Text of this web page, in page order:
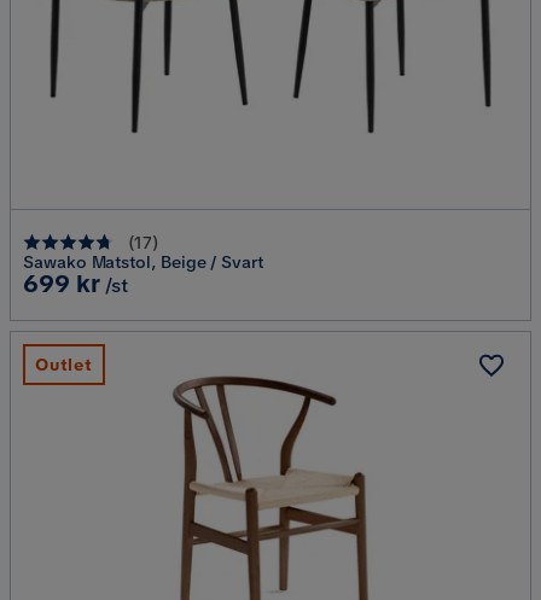
(17)
Sawako Matstol, Beige / Svart
Pris
699 kr /st
Outlet